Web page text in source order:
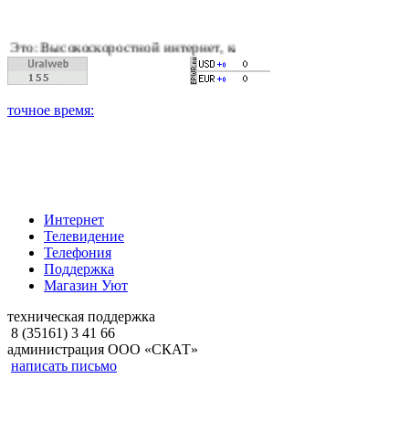
интернет, качественное цифровое и кабельное
Интернет
Телевидение
Телефония
Поддержка
Магазин Уют
техническая поддержка
8 (35161) 3 41 66
администрация ООО «СКАТ»
написать письмо